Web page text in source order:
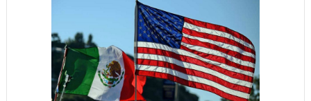
DE
CHIHUAHUA
LAS
RIQUEZAS
CULTURALES
Y
TURÍSTICA
EN